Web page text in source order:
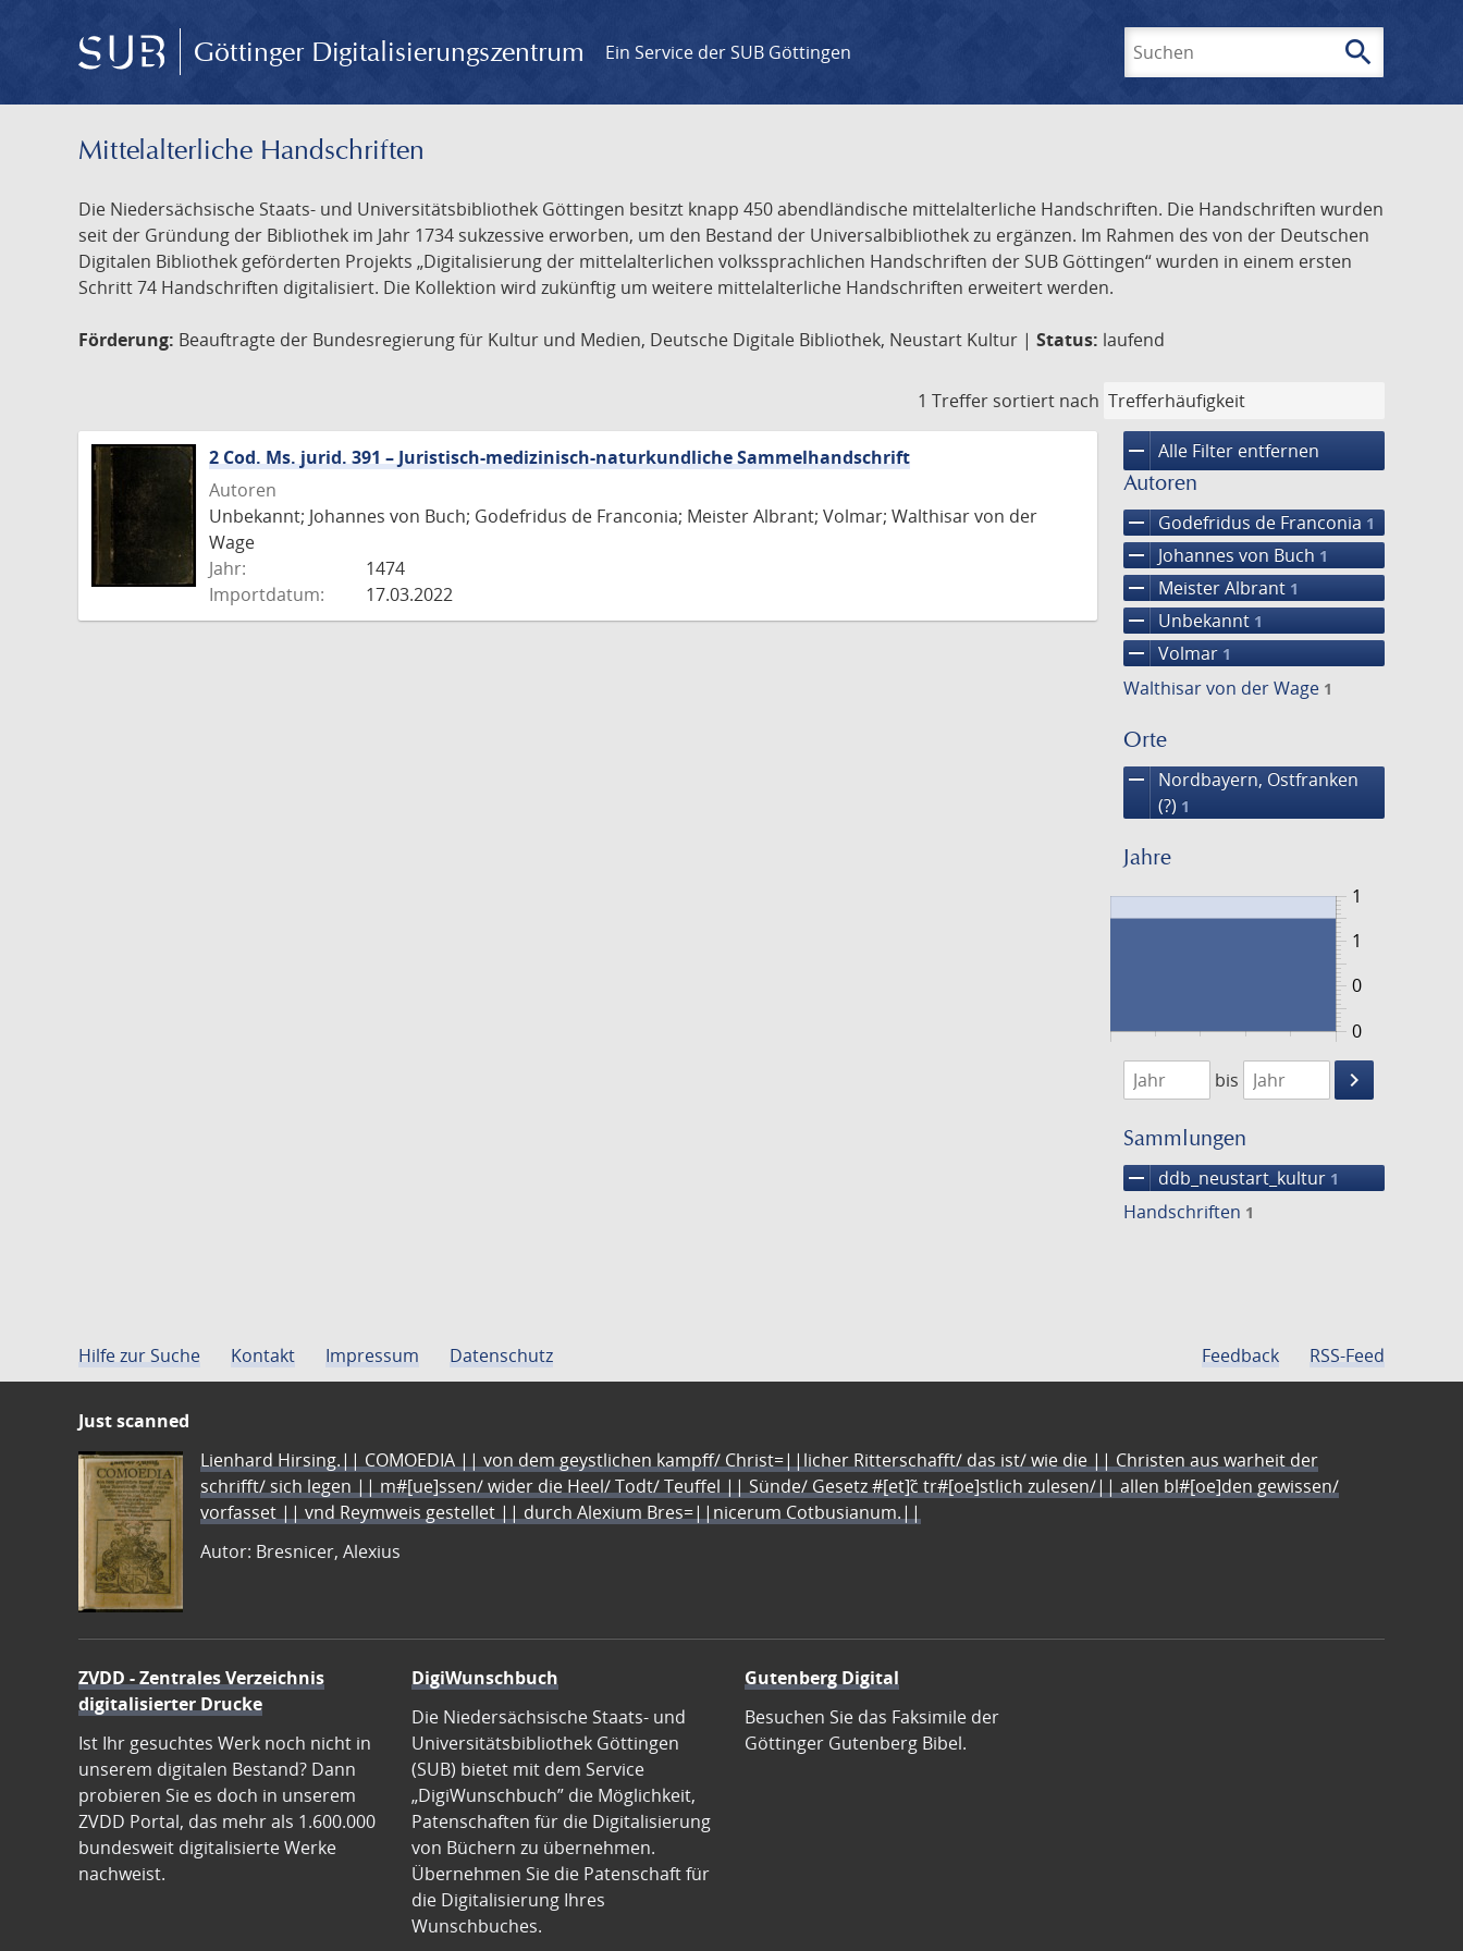
Göttinger Digitalisierungszentrum Ein Service der SUB Göttingen search
Mittelalterliche Handschriften
Die Niedersächsische Staats- und Universitätsbibliothek Göttingen besitzt knapp 450 abendländische mittelalterliche Handschriften. Die Handschriften wurden
seit der Gründung der Bibliothek im Jahr 1734 sukzessive erworben, um den Bestand der Universalbibliothek zu ergänzen. Im Rahmen des von der Deutschen
Digitalen Bibliothek geförderten Projekts „Digitalisierung der mittelalterlichen volkssprachlichen Handschriften der SUB Göttingen“ wurden in einem ersten
Schritt 74 Handschriften digitalisiert. Die Kollektion wird zukünftig um weitere mittelalterliche Handschriften erweitert werden.
Förderung: Beauftragte der Bundesregierung für Kultur und Medien, Deutsche Digitale Bibliothek, Neustart Kultur | Status: laufend
1 Treffer sortiert nach
remove Alle Filter entfernen
Autoren
remove Godefridus de Franconia 1
remove Johannes von Buch 1
remove Meister Albrant 1
remove Unbekannt 1
remove Volmar 1
Walthisar von der Wage 1
Orte
remove
Nordbayern, Ostfranken
(?) 1
Jahre
0
1
0
1
1474
1475
bis
keyboard_arrow_right
Suche
Sammlungen
remove ddb_neustart_kultur 1
Handschriften 1
2 Cod. Ms. jurid. 391 – Juristisch-medizinisch-naturkundliche Sammelhandschrift
Autoren
Unbekannt; Johannes von Buch; Godefridus de Franconia; Meister Albrant; Volmar; Walthisar von der
Wage
Jahr:
1474
Importdatum:
17.03.2022
Hilfe zur Suche Kontakt Impressum Datenschutz Feedback RSS-Feed
Just scanned
Lienhard Hirsing.|| COMOEDIA || von dem geystlichen kampff/ Christ=||licher Ritterschafft/ das ist/ wie die || Christen aus warheit der
schrifft/ sich legen || m#[ue]ssen/ wider die Heel/ Todt/ Teuffel || Sünde/ Gesetz #[et]c̃ tr#[oe]stlich zulesen/|| allen bl#[oe]den gewissen/
vorfasset || vnd Reymweis gestellet || durch Alexium Bres=||nicerum Cotbusianum.||
Autor: Bresnicer, Alexius
ZVDD - Zentrales Verzeichnis
digitalisierter Drucke
Ist Ihr gesuchtes Werk noch nicht in
unserem digitalen Bestand? Dann
probieren Sie es doch in unserem
ZVDD Portal, das mehr als 1.600.000
bundesweit digitalisierte Werke
nachweist.
DigiWunschbuch
Die Niedersächsische Staats- und
Universitätsbibliothek Göttingen
(SUB) bietet mit dem Service
„DigiWunschbuch” die Möglichkeit,
Patenschaften für die Digitalisierung
von Büchern zu übernehmen.
Übernehmen Sie die Patenschaft für
die Digitalisierung Ihres
Wunschbuches.
Gutenberg Digital
Besuchen Sie das Faksimile der
Göttinger Gutenberg Bibel.